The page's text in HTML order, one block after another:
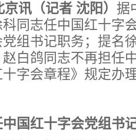
讯（记者 沈阳） 据
同志任中国红十字
组书记职务；提名
白鸽同志不再担任
字会章程》规定办
国红十字会党组书